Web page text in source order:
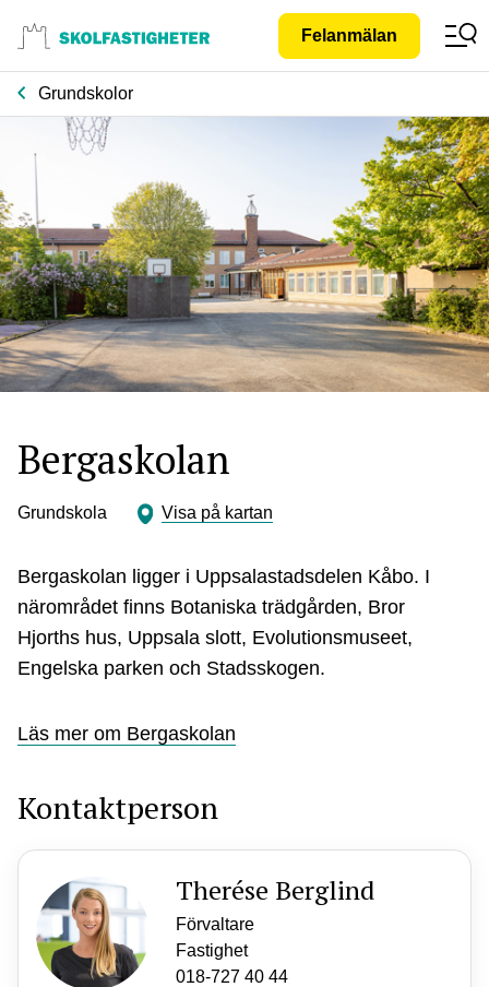
Gå till
innehåll
Felanmälan
Grundskolor
Bergaskolan
Grundskola Visa på kartan
Bergaskolan ligger i Uppsalastadsdelen Kåbo. I
närområdet finns Botaniska trädgården, Bror
Hjorths hus, Uppsala slott, Evolutionsmuseet,
Engelska parken och Stadsskogen.
Läs mer om Bergaskolan
Kontaktperson
Therése Berglind
Förvaltare
Fastighet
018-727 40 44